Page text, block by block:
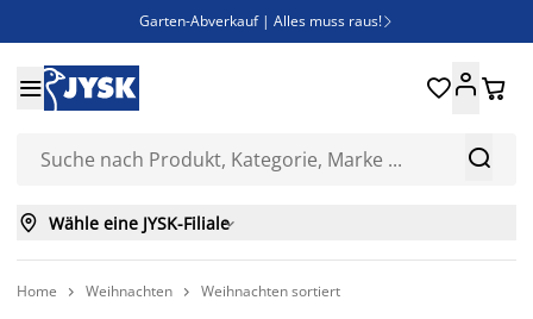
Garten-Abverkauf | Alles muss raus! 
Bist du Unternehmer? Entdecke JYSK-B2B
Esszimmerstuhl ADSLEV um nur 40€


 
 Wähle eine JYSK-Filiale
Home  Weihnachten  Weihnachten sortiert